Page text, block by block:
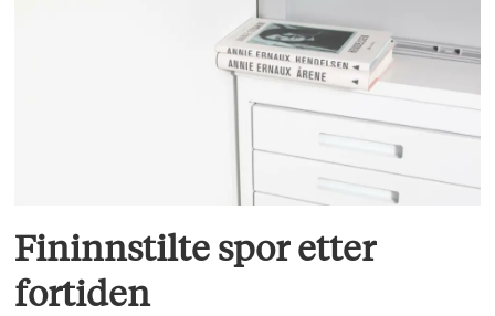
Fininnstilte spor etter
fortiden